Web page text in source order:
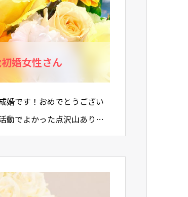
婚女性さん
婚です！おめでとうござい
動でよかった点沢山ありま